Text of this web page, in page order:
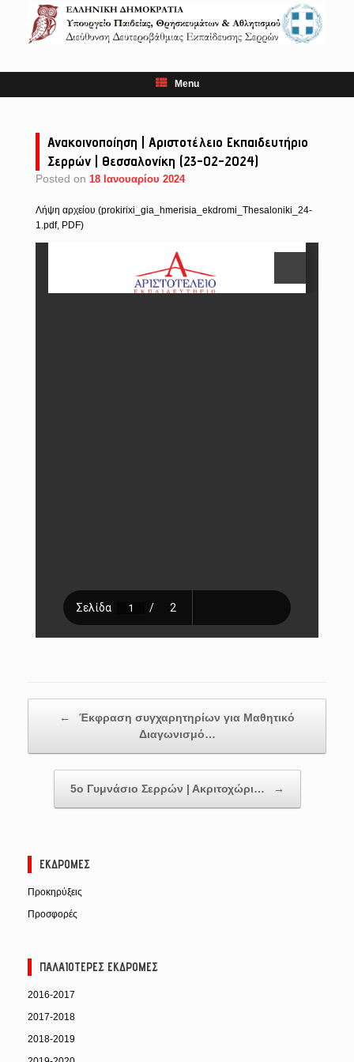
content
Menu
Ανακοινοποίηση | Αριστοτέλειο Εκπαιδευτήριο
Σερρών | Θεσσαλονίκη (23-02-2024)
Posted on 18 Ιανουαρίου 2024
Λήψη αρχείου (prokirixi_gia_hmerisia_ekdromi_Thesaloniki_24-
1.pdf, PDF)
←
Έκφραση συγχαρητηρίων για Μαθητικό
Διαγωνισμό…
5ο Γυμνάσιο Σερρών | Ακριτοχώρι… →
ΕΚΔΡΟΜΈΣ
Προκηρύξεις
Προσφορές
ΠΑΛΑΙΌΤΕΡΕΣ ΕΚΔΡΟΜΈΣ
2016-2017
2017-2018
2018-2019